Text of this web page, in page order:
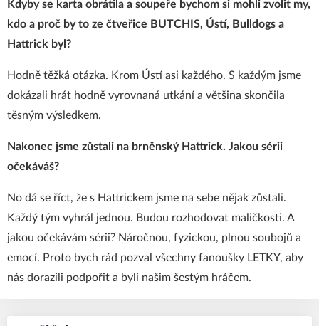
Kdyby se karta obrátila a soupeře bychom si mohli zvolit my,
kdo a proč by to ze čtveřice BUTCHIS, Ústí, Bulldogs a
Hattrick byl?
Hodně těžká otázka. Krom Ústí asi každého. S každým jsme
dokázali hrát hodně vyrovnaná utkání a většina skončila
těsným výsledkem.
Nakonec jsme zůstali na brněnský Hattrick. Jakou sérii
očekáváš?
No dá se říct, že s Hattrickem jsme na sebe nějak zůstali.
Každý tým vyhrál jednou. Budou rozhodovat maličkosti. A
jakou očekávám sérii? Náročnou, fyzickou, plnou soubojů a
emocí. Proto bych rád pozval všechny fanoušky LETKY, aby
nás dorazili podpořit a byli našim šestým hráčem.